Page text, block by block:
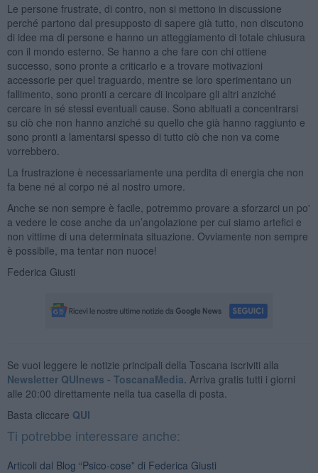
Le persone frustrate, di contro, non si mettono in discussione
perché partono dal presupposto di sapere già tutto, non discutono
di idee ma di persone e hanno un atteggiamento di totale chiusura
con il mondo esterno. Se hanno a che fare con chi ottiene
successo, sono pronte a criticarlo e a trovare motivazioni
accessorie per quel traguardo, mentre se loro sperimentano un
fallimento, sono pronti a cercare di incolpare gli altri anziché
cercare in sé stessi eventuali cause. Sono abituati a concentrarsi
su ciò che non hanno anziché su quello che già hanno raggiunto e
sono pronti a lamentarsi spesso di tutto ciò che non va come
vorrebbero.
La frustrazione è necessariamente una perdita di energia che non
fa bene né al corpo né al nostro umore.
Anche se non sempre è facile, potremmo provare a sforzarci un po'
a vedere le cose anche da un’angolazione per cui siamo artefici e
non vittime di una determinata situazione. Ovviamente non sempre
è possibile, ma tentar non nuoce!
Federica Giusti
Se vuoi leggere le notizie principali della Toscana iscriviti alla
Newsletter QUInews - ToscanaMedia. Arriva gratis tutti i giorni
alle 20:00 direttamente nella tua casella di posta.
Basta cliccare QUI
Ti potrebbe interessare anche:
Articoli dal Blog “Psico-cose” di Federica Giusti